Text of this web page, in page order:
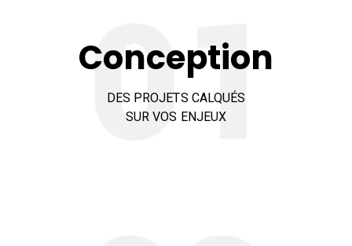
Conception
DES PROJETS CALQUÉS
SUR VOS ENJEUX